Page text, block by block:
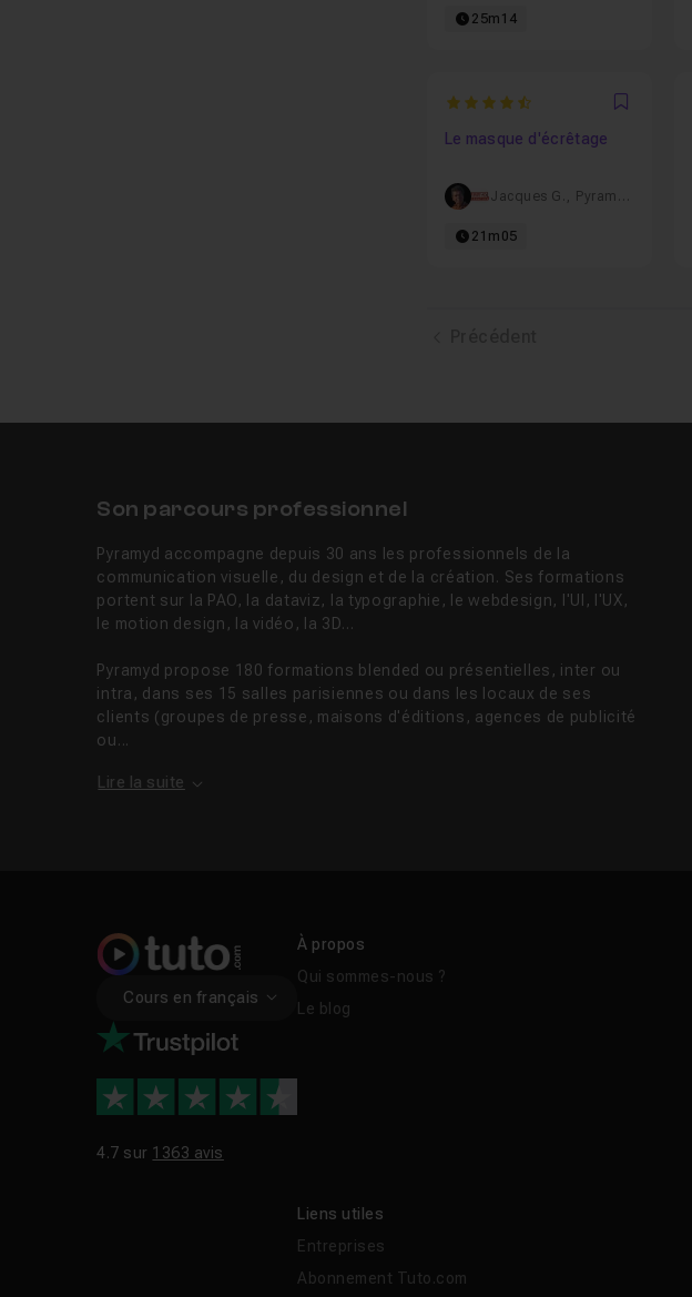
25m14
4.5 Favori
Le masque d'écrêtage
Jacques G.
21m05
Son parcours professionnel
Pyramyd accompagne depuis 30 ans les professionnels de la
communication visuelle, du design et de la création. Ses formations
portent sur la PAO, la dataviz, la typographie, le webdesign, l'UI, l'UX,
le motion design, la vidéo, la 3D…
Pyramyd propose 180 formations blended ou présentielles, inter ou
intra, dans ses 15 salles parisiennes ou dans les locaux de ses
clients (groupes de presse, maisons d'éditions, agences de publicité
ou...
Lire la suite
Cours en français
4.7 sur 1363 avis
À propos
Qui sommes-nous ?
Le blog
Liens utiles
Entreprises
Abonnement Tuto.com